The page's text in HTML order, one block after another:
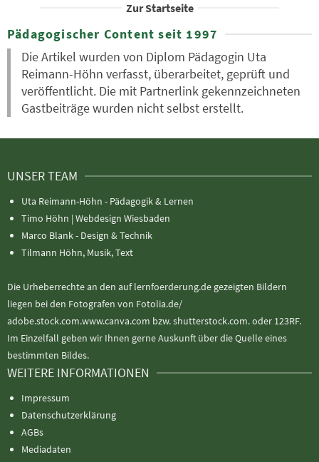
Zur Startseite
Pädagogischer Content seit 1997
Die Artikel wurden von Diplom Pädagogin Uta
Reimann-Höhn verfasst, überarbeitet, geprüft und
veröffentlicht. Die mit Partnerlink gekennzeichneten
Gastbeiträge wurden nicht selbst erstellt.
UNSER TEAM
Uta Reimann-Höhn - Pädagogik & Lernen
Timo Höhn | Webdesign Wiesbaden
Marco Blank - Design & Technik
Tilmann Höhn, Musik, Text
Die Urheberrechte an den auf lernfoerderung.de gezeigten Bildern
liegen bei den Fotografen von Fotolia.de/
adobe.stock.com.www.canva.com bzw. shutterstock.com. oder 123RF.
Im Einzelfall geben wir Ihnen gerne Auskunft über die Quelle eines
bestimmten Bildes.
WEITERE INFORMATIONEN
Impressum
Datenschutzerklärung
AGBs
Mediadaten